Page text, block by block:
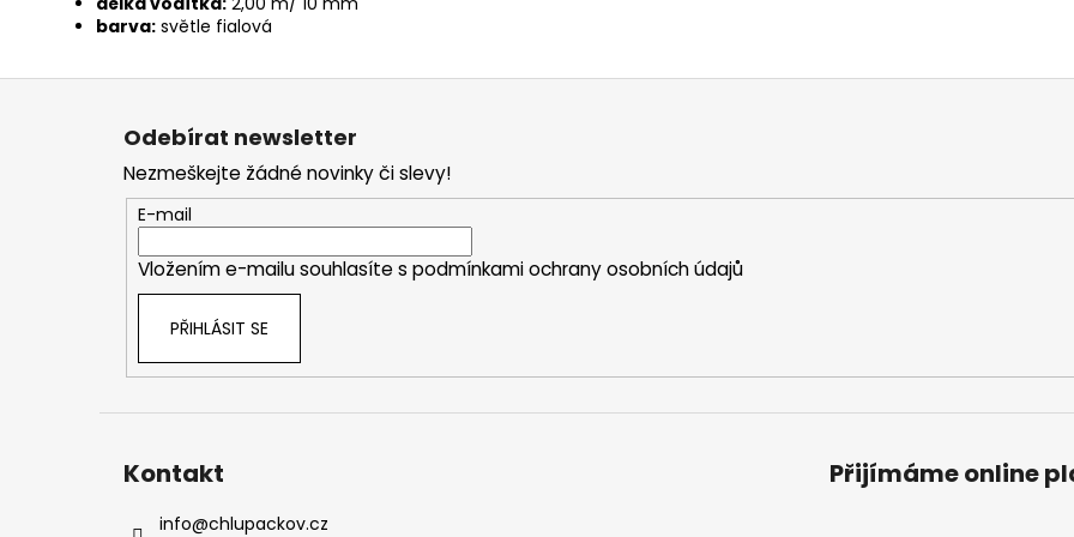
barva: světle fialová
Z
Odebírat newsletter
Nezmeškejte žádné novinky či slevy!
E-mail
Vložením e-mailu souhlasíte s podmínkami ochrany osobních údajů
PŘIHLÁSIT SE
Kontakt
info@chlupackov.cz
Přijímáme online